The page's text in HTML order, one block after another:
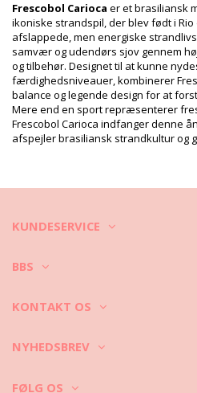
EAN: S (7899918339295), M
Leverandørreference: 2015-04
Vægt: 180g / 0.4lb / 6.35oz
Retouchering af fotos
Vaske- &
Plejeinstrukser for: Frescobol
Cotton Blend Shorts
Hvordan skal man passe på sit
Når du skal på stranden, har du ikke
1. Ryst altid sandet af. Ryst det så
vandfad med varmt vand, så fibrene
bunden af fadet.
nødvendigt. Hvorfor? Det kan
Frescobol Carioca er et brasiliansk
ikoniske strandspil, der blev født i Rio
afslappede, men energiske
samvær og udendørs sjov gennem
og tilbehør. Designet til at kunne
færdighedsniveauer, kombinerer
balance og legende design for at
Mere end en sport repræsenterer
Frescobol Carioca indfanger denne
afspejler brasiliansk strandkultur og
KUNDESERVICE
BBS
KONTAKT OS
NYHEDSBREV
FØLG OS